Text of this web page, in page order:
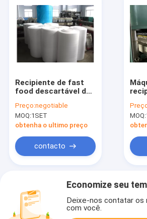
Recipiente de fast
food descartável da
picosegundo que faz
a maquinaria hora
105/120
Preço:negotiable
MOQ:1SET
obtenha o ultimo preço
contacto
do
MOQ:
Economize seu
Deixe-nos contatar os
com você.